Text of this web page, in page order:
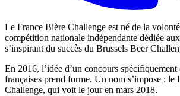
Le France Bière Challenge est né de la
compétition nationale indépendante dédiée
s’inspirant du succès du Brussels Beer
En 2016, l’idée d’un concours spécifiquement
françaises prend forme. Un nom s’impose : le
Challenge, qui voit le jour en mars 2018.